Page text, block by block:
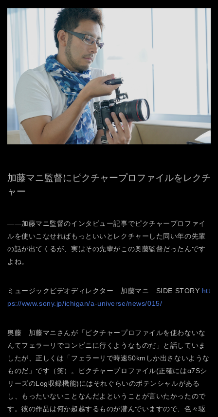
加藤マニ監督にピクチャープロファイルをレクチ
ャー
――加藤マニ監督のインタビュー記事でピクチャープロファイ
ルを使いこなせればもっといいとレクチャーした同い年の先輩
の話が出てくるが、実はその先輩がこの奥藤監督だったんです
よね。
ミュージックビデオディレクター 加藤マニ SIDE STORY htt
ps://www.sony.jp/ichigan/a-universe/news/015/
奥藤 加藤マニさんが「ピクチャープロファイルを使わないな
んてフェラーリでコンビニに行くようなものだ」と話していま
したが、正しくは「フェラーリで時速50kmしか出さないような
ものだ」です（笑）。ピクチャープロファイル(正確にはα7Sシ
リーズのLog収録機能)にはそれぐらいのポテンシャルがある
し、もったいないことなんだよということが言いたかったので
す。彼の作品は何か超越するものが潜んでいますので、色々駆